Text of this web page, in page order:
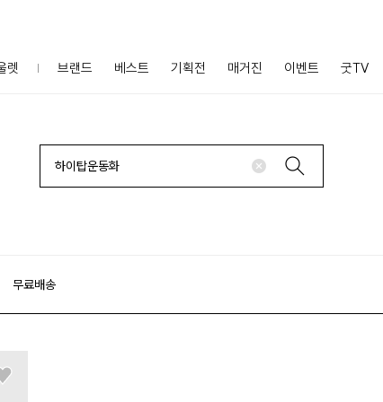
렛 브랜드 베스트 기획전 매거진 이벤트 굿TV
무료배송